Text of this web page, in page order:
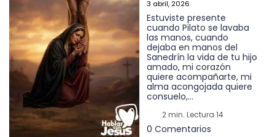
3 abril, 2026
Estuviste presente
cuando Pilato se lavaba
las manos, cuando
dejaba en manos del
Sanedrín la vida de tu hijo
amado, mi corazón
quiere acompañarte, mi
alma acongojada quiere
consuelo,...
2 min. Lectura 14
0 Comentarios